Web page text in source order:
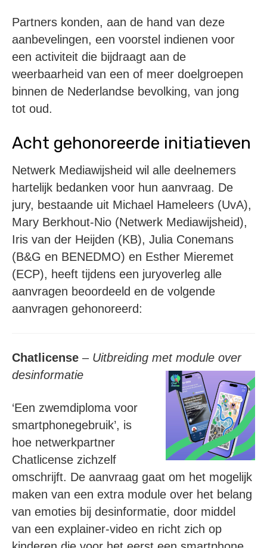
Partners konden, aan de hand van deze
aanbevelingen, een voorstel indienen voor
een activiteit die bijdraagt aan de
weerbaarheid van een of meer doelgroepen
binnen de Nederlandse bevolking, van jong
tot oud.
Acht gehonoreerde initiatieven
Netwerk Mediawijsheid wil alle deelnemers
hartelijk bedanken voor hun aanvraag. De
jury, bestaande uit Michael Hameleers (UvA),
Mary Berkhout-Nio (Netwerk Mediawijsheid),
Iris van der Heijden (KB), Julia Conemans
(B&G en BENEDMO) en Esther Mieremet
(ECP), heeft tijdens een juryoverleg alle
aanvragen beoordeeld en de volgende
aanvragen gehonoreerd:
Chatlicense – Uitbreiding met module over
desinformatie
‘Een zwemdiploma voor
smartphonegebruik’, is
hoe netwerkpartner
Chatlicense zichzelf
omschrijft. De aanvraag gaat om het mogelijk
maken van een extra module over het belang
van emoties bij desinformatie, door middel
van een explainer-video en richt zich op